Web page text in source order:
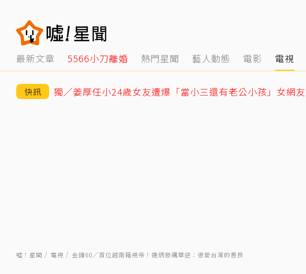
最新文章 5566小刀離婚 熱門星聞 藝人動態 電影 電視
快訊
噓！星聞 電視 金鐘60／首位越南籍視帝！連炳發飆華語：很愛台灣的善良